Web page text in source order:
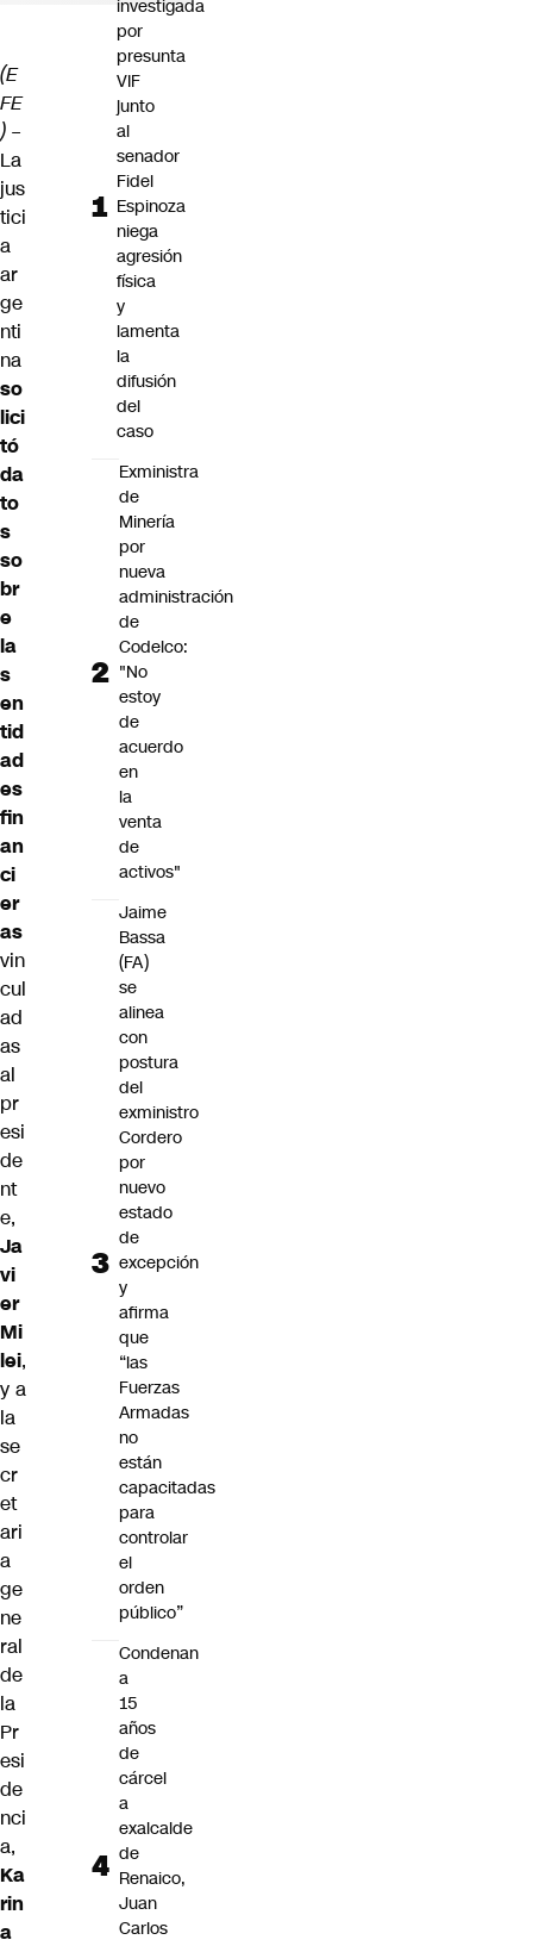
(E
FE
) –
La
jus
tici
a
ar
ge
nti
na
so
lici
tó
da
to
s
so
br
e
la
s
en
tid
ad
es
fin
an
ci
er
as
vin
cul
ad
as
al
pr
esi
de
nt
e,
Ja
vi
er
Mi
lei,
y a
la
se
cr
et
ari
a
ge
ne
ral
de
la
Pr
esi
de
nci
a,
Ka
rin
a
investigada
por
presunta
VIF
junto
al
senador
Fidel
Espinoza
niega
agresión
física
y
lamenta
la
difusión
del
caso
Exministra
de
Minería
por
nueva
administración
de
Codelco:
"No
estoy
de
acuerdo
en
la
venta
de
activos"
Jaime
Bassa
(FA)
se
alinea
con
postura
del
exministro
Cordero
por
nuevo
estado
de
excepción
y
afirma
que
“las
Fuerzas
Armadas
no
están
capacitadas
para
controlar
el
orden
público”
Condenan
a
15
años
de
cárcel
a
exalcalde
de
Renaico,
Juan
Carlos